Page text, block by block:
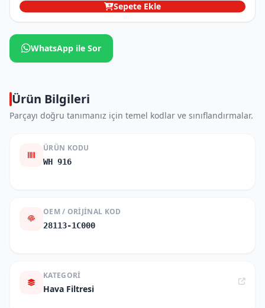
Sepete Ekle
WhatsApp ile Sor
Ürün Bilgileri
Parçayı doğru tanımanız için temel kodlar ve sınıflandırmalar.
ÜRÜN KODU
WH 916
OEM / ORIJINAL KOD
28113-1C000
KATEGORI
Hava Filtresi